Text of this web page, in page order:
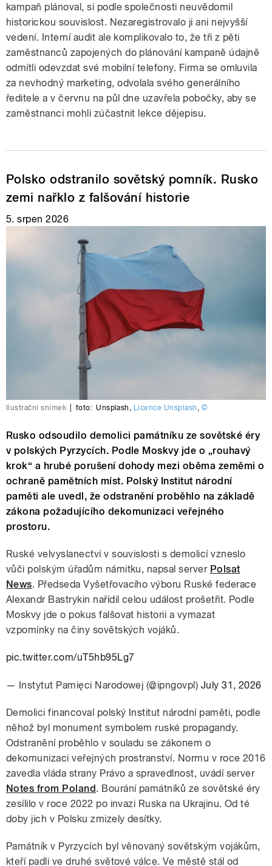
kampaň plánoval, si podle společnosti neuvědomil
historickou souvislost. Nezaregistrovalo ji ani nejvyšší
vedení. Interní audit ale komplikovalo to, že tři z pěti
zaměstnanců zapojených do plánování kampaně údajně
odmítli odevzdat své mobilní telefony. Firma se omluvila
za nevhodný marketing, odvolala svého generálního
ředitele a v červnu na půl dne uzavřela pobočky, aby se
zaměstnanci mohli zúčastnit lekce dějepisu.
Polsko odstranilo sovětský pomník. Rusko
zemi nařklo z falšování historie
5. srpen 2026
Ilustrační snímek foto: Unsplash Licence Unsplash ©
Rusko odsoudilo demolici památníku ze sovětské éry
v polských Pyrzycích. Podle Moskvy jde o „rouhavý
krok“ a hrubé porušení dohody mezi oběma zeměmi o
ochraně pamětních míst. Polský Institut národní
paměti ale uvedl, že odstranění proběhlo na základě
zákona požadujícího dekomunizaci veřejného
prostoru.
Ruské velvyslanectví v souvislosti s demolicí vzneslo
vůči polským úřadům námitku, napsal server Polsat
News. Předseda Vyšetřovacího výboru Ruské federace
Alexandr Bastrykin nařídil celou událost prošetřit. Podle
Moskvy jde o pokus falšovat historii a vymazat
vzpomínky na činy sovětských vojáků.
pic.twitter.com/uT5hb95Lg7
— Instytut Pamięci Narodowej (@ipngovpl) July 31, 2026
Demolici financoval polský Institut národní paměti, podle
něhož byl monument symbolem ruské propagandy.
Odstranění proběhlo v souladu se zákonem o
dekomunizaci veřejných prostranství. Normu v roce 2016
zavedla vláda strany Právo a spravedlnost, uvádí server
Notes from Poland. Bourání památníků ze sovětské éry
zesílilo v roce 2022 po invazi Ruska na Ukrajinu. Od té
doby jich v Polsku zmizely desítky.
Památník v Pyrzycích byl věnovaný sovětským vojákům,
kteří padli ve druhé světové válce. Ve městě stál od